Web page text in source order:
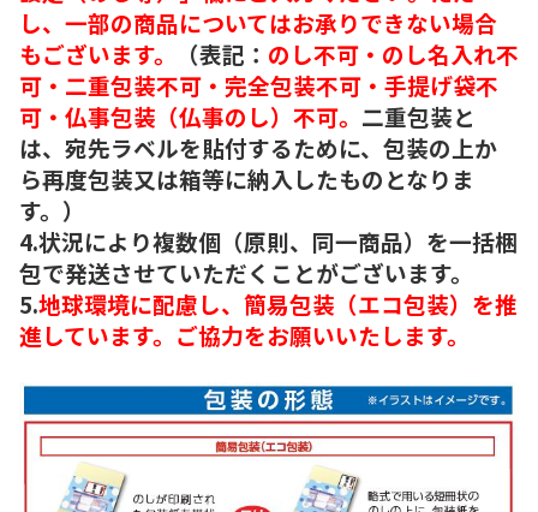
し、一部の商品についてはお承りできない場合
もございます。
（表記： のし不可・のし名入れ不
可・二重包装不可・完全包装不可・手提げ袋不
可・仏事包装（仏事のし）不可。 二重包装と
は、宛先ラベルを貼付するために、包装の上か
ら再度包装又は箱等に納入したものとなりま
す。）
4.状況により複数個（原則、同一商品）を一括梱
包で発送させていただくことがございます。
5.地球環境に配慮し、簡易包装（エコ包装）を推
進しています。ご協力をお願いいたします。